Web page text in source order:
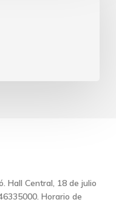
Hall Central, 18 de julio
Horario de